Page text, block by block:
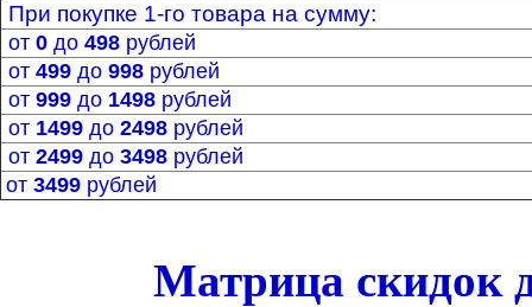
При покупке 1-го товара на сумму:
от 0 до 498 рублей
от 499 до 998 рублей
от 999 до 1498 рублей
от 1499 до 2498 рублей
от 2499 до 3498 рублей
от 3499 рублей
Матрица скидок